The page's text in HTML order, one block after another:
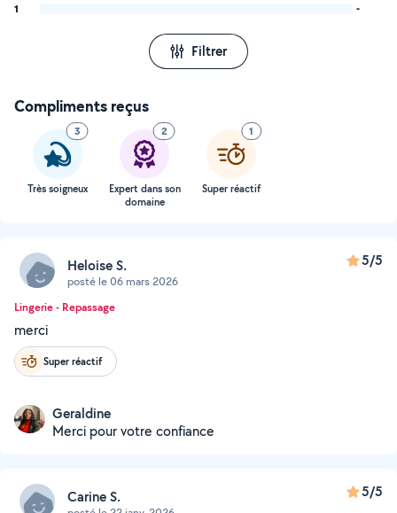
1
-
Filtrer
Compliments reçus
3
Très soigneux
2
Expert dans son
domaine
1
Super réactif
Heloise S.
posté le 06 mars 2026
5/5
Lingerie - Repassage
merci
Super réactif
Geraldine
Merci pour votre confiance
Carine S. 5/5